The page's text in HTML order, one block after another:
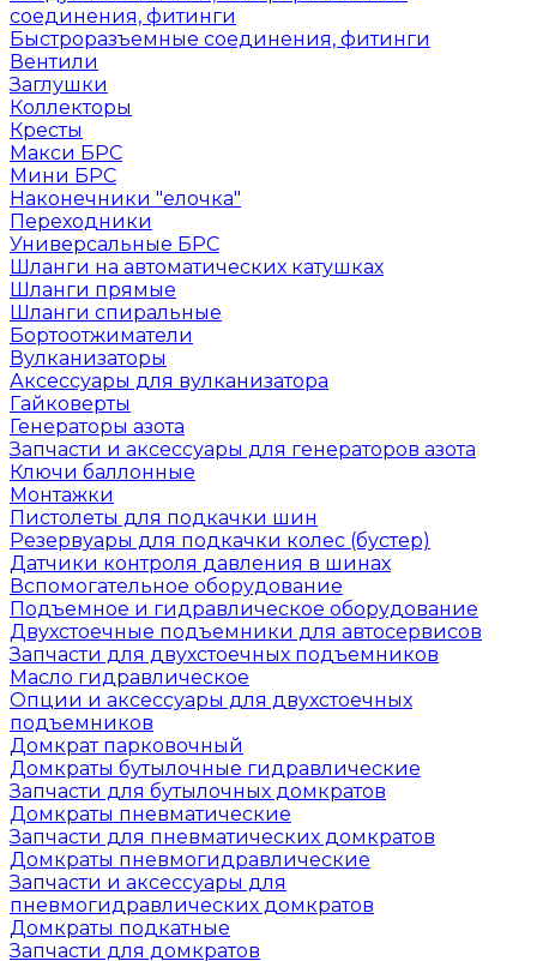
соединения, фитинги
Быстроразъемные соединения, фитинги
Вентили
Заглушки
Коллекторы
Кресты
Макси БРС
Мини БРС
Наконечники "елочка"
Переходники
Универсальные БРС
Шланги на автоматических катушках
Шланги прямые
Шланги спиральные
Бортоотжиматели
Вулканизаторы
Аксессуары для вулканизатора
Гайковерты
Генераторы азота
Запчасти и аксессуары для генераторов азота
Ключи баллонные
Монтажки
Пистолеты для подкачки шин
Резервуары для подкачки колес (бустер)
Датчики контроля давления в шинах
Вспомогательное оборудование
Подъемное и гидравлическое оборудование
Двухстоечные подъемники для автосервисов
Запчасти для двухстоечных подъемников
Масло гидравлическое
Опции и аксессуары для двухстоечных
подъемников
Домкрат парковочный
Домкраты бутылочные гидравлические
Запчасти для бутылочных домкратов
Домкраты пневматические
Запчасти для пневматических домкратов
Домкраты пневмогидравлические
Запчасти и аксессуары для
пневмогидравлических домкратов
Домкраты подкатные
Запчасти для домкратов